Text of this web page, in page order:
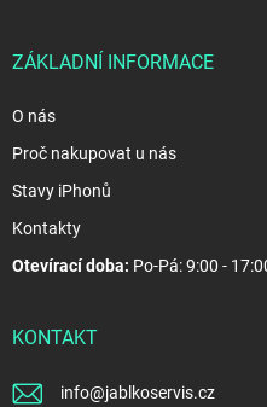
ZÁKLADNÍ INFORMACE
O nás
Proč nakupovat u nás
Stavy iPhonů
Kontakty
Otevírací doba: Po-Pá: 9:00 -
KONTAKT
info@jablkoservis.cz